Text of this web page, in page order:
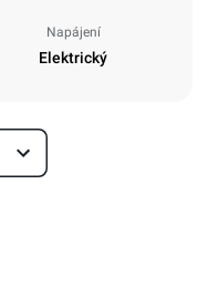
Napájení
Elektrický